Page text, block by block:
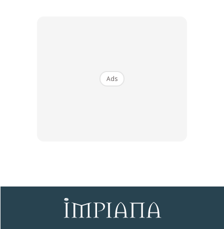
Ads
Kerajaan Ini Kekal Aktif Bertenaga
Baca Lagi Di Sini:Pokok PUDINA Kekal Segar & Hijau
Ads